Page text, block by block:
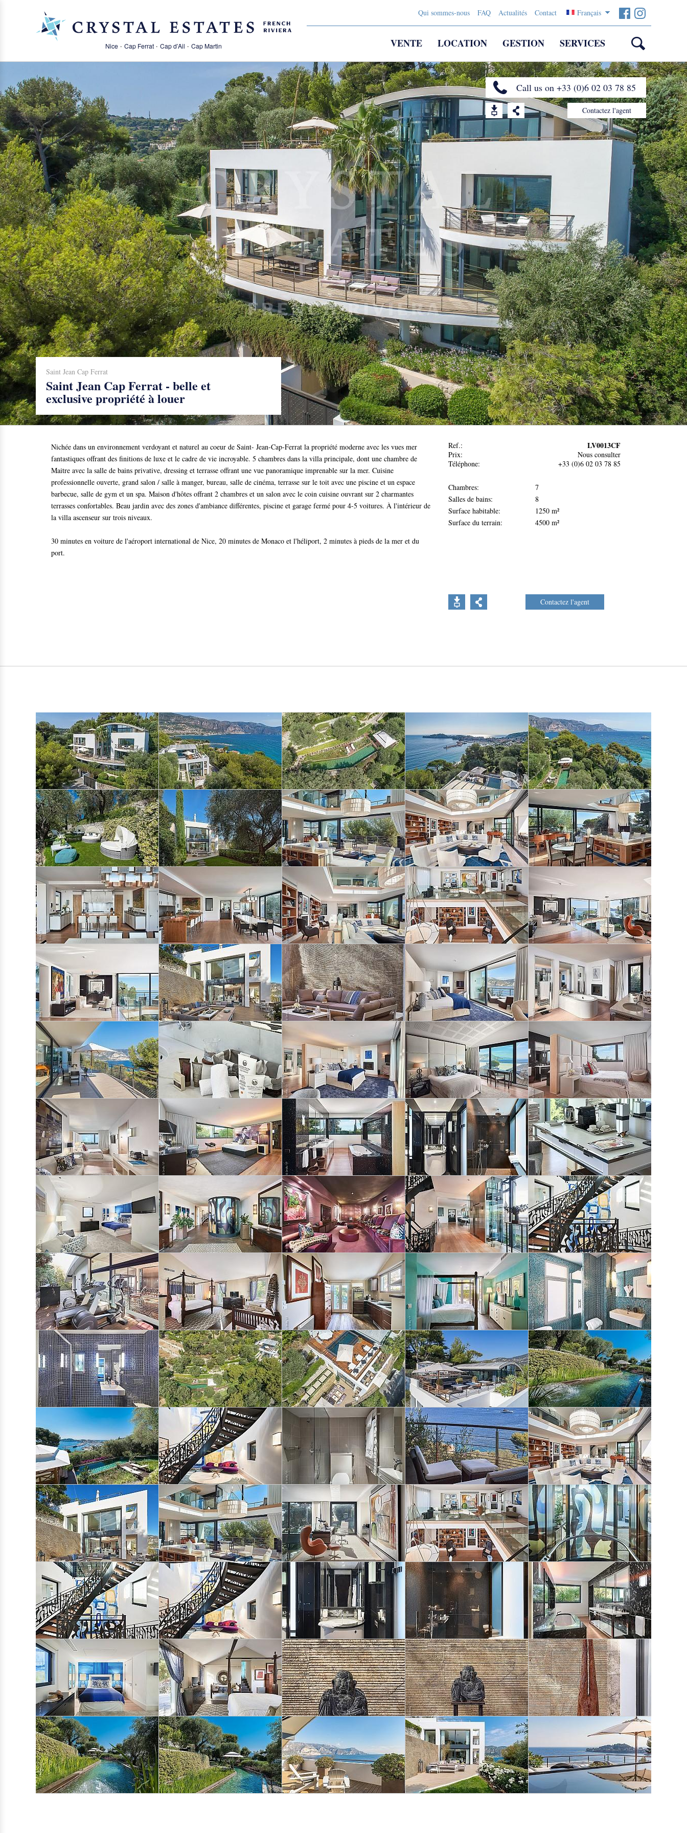
Nice · Cap Ferrat · Cap d’Ail · Cap Martin
Qui sommes-nous FAQ Actualités Contact Français
VENTE LOCATION GESTION SERVICES
Call us on +33 (0)6 02 03 78 85
Contactez l'agent
Saint Jean Cap Ferrat
Saint Jean Cap Ferrat - belle et
exclusive propriété à louer
Nichée dans un environnement verdoyant et naturel au coeur de Saint- Jean-Cap-Ferrat la propriété moderne avec les vues mer
fantastiques offrant des finitions de luxe et le cadre de vie incroyable. 5 chambres dans la villa principale, dont une chambre de
Maitre avec la salle de bains privative, dressing et terrasse offrant une vue panoramique imprenable sur la mer. Cuisine
professionnelle ouverte, grand salon / salle à manger, bureau, salle de cinéma, terrasse sur le toit avec une piscine et un espace
barbecue, salle de gym et un spa. Maison d'hôtes offrant 2 chambres et un salon avec le coin cuisine ouvrant sur 2 charmantes
terrasses confortables. Beau jardin avec des zones d'ambiance différentes, piscine et garage fermé pour 4-5 voitures. À l'intérieur de
la villa ascenseur sur trois niveaux.
30 minutes en voiture de l'aéroport international de Nice, 20 minutes de Monaco et l'héliport, 2 minutes à pieds de la mer et du
port.
Ref.: LV0013CF
Prix:
Nous consulter
Téléphone:
+33 (0)6 02 03 78 85
Chambres:
7
Salles de bains:
8
Surface habitable:
1250 m²
Surface du terrain:
4500 m²
Contactez l'agent